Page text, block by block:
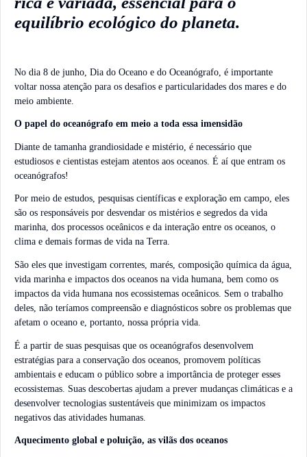
equilíbrio ecológico do planeta.
No dia 8 de junho, Dia do Oceano e do Oceanógrafo, é importante
voltar nossa atenção para os desafios e particularidades dos mares e do
meio ambiente.
O papel do oceanógrafo em meio a toda essa imensidão
Diante de tamanha grandiosidade e mistério, é necessário que
estudiosos e cientistas estejam atentos aos oceanos. É aí que entram os
oceanógrafos!
Por meio de estudos, pesquisas científicas e exploração em campo, eles
são os responsáveis por desvendar os mistérios e segredos da vida
marinha, dos processos oceânicos e da interação entre os oceanos, o
clima e demais formas de vida na Terra.
São eles que investigam correntes, marés, composição química da água,
vida marinha e impactos dos oceanos na vida humana, bem como os
impactos da vida humana nos ecossistemas oceânicos. Sem o trabalho
deles, não teríamos compreensão e diagnósticos sobre os problemas que
afetam o oceano e, portanto, nossa própria vida.
É a partir de suas pesquisas que os oceanógrafos desenvolvem
estratégias para a conservação dos oceanos, promovem políticas
ambientais e educam o público sobre a importância de proteger esses
ecossistemas. Suas descobertas ajudam a prever mudanças climáticas e a
desenvolver tecnologias sustentáveis que minimizam os impactos
negativos das atividades humanas.
Aquecimento global e poluição, as vilãs dos oceanos